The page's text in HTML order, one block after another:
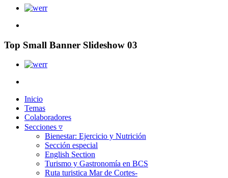
Top Small Banner Slideshow 03
Inicio
Temas
Colaboradores
Secciones ▿
Bienestar: Ejercicio y Nutrición
Sección especial
English Section
Turismo y Gastronomía en BCS
Ruta turistica Mar de Cortes-